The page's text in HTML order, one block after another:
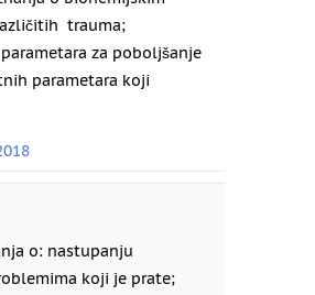
trauma;
za poboljšanje
parametara koji
o: nastupanju
koji je prate;